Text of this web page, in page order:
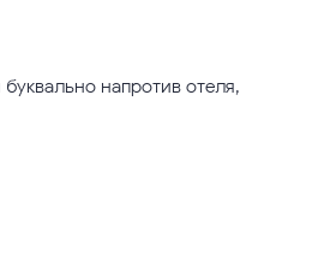
напротив отеля,